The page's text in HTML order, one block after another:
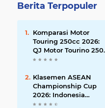
Berita Terpopuler
Komparasi Motor
Touring 250cc 2026:
QJ Motor Tourino 250
DX, Suzuki V-Strom
Versys-X 250?
Klasemen ASEAN
Championship Cup
2026: Indonesia
Menang 5-1, Mitchell